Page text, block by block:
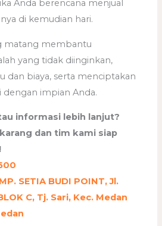
Anda berencana menjual
di kemudian hari.
matang membantu
yang tidak diinginkan,
dan biaya, serta menciptakan
dengan impian Anda.
informasi lebih lanjut?
dan tim kami siap
SETIA BUDI POINT, Jl.
C, Tj. Sari, Kec. Medan